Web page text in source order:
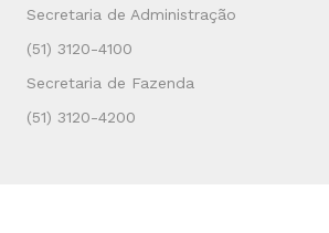
Secretaria de Administração
(51) 3120-4100
Secretaria de Fazenda
(51) 3120-4200